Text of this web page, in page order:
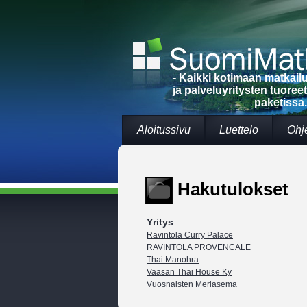
- Kaikki kotimaan
ja palveluyritysten
paketissa.
Aloitussivu Luettelo
Hakutulokset
Yritys
Ravintola Curry Palace
RAVINTOLA PROVENCALE
Thai Manohra
Vaasan Thai House Ky
Vuosnaisten Meriasema